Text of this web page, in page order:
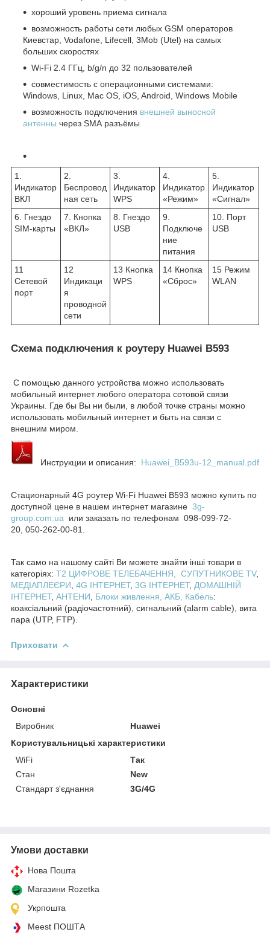
хороший уровень приема сигнала
возможность работы сети любых GSM операторов
Киевстар, Vodafone, Lifecell, 3Mob (Utel) на самых
больших скоростях
Wi-Fi 2.4 ГГц, b/g/n до 32 пользователей
совместимость с операционными системами:
Windows, Linux, Mac OS, iOS, Android, Windows Mobile
возможность подключения внешней выносной
антенны через SMA разъёмы
1.
Индикатор
ВКЛ
2.
Беспровод
ная сеть
3.
Индикатор
WPS
4.
Индикатор
«Режим»
5.
Индикатор
«Сигнал»
6. Гнездо
SIM-карты
7. Кнопка
«ВКЛ»
8. Гнездо
USB
9.
Подключе
ние
питания
10. Порт
USB
11
Сетевой
порт
12
Индикаци
я
проводной
сети
13 Кнопка
WPS
14 Кнопка
«Сброс»
15 Режим
WLAN
Схема подключения к роутеру Huawei B593
С помощью данного устройства можно использовать
мобильный интернет любого оператора сотовой связи
Украины. Где бы Вы ни были, в любой точке страны можно
использовать мобильный интернет и быть на связи с
внешним миром.
Инструкции и описания: Huawei_B593u-12_manual.pdf
Стационарный 4G роутер Wi-Fi Huawei B593 можно купить по
доступной цене в нашем интернет магазине 3g-
group.com.ua или заказать по телефонам 098-099-72-
20, 050-262-00-81.
Так само на нашому сайті Ви можете знайти інші товари в
категоріях: T2 ЦИФРОВЕ ТЕЛЕБАЧЕННЯ, СУПУТНИКОВЕ TV,
МЕДІАПЛЕЄРИ 4G ІНТЕРНЕТ, 3G ІНТЕРНЕТ, ДОМАШНІЙ
ІНТЕРНЕТ, АНТЕНИ Блоки живлення, АКБ, Кабель:
коаксіальний (радіочастотний), сигнальний (alarm cable), вита
пара (UTP, FTP).
Приховати
Характеристики
Основні
Виробник
Huawei
Користувальницькі характеристики
WiFi
Так
Стан
New
Стандарт з'єднання
3G/4G
Умови доставки
Нова Пошта
Магазини Rozetka
Укрпошта
Meest ПОШТА